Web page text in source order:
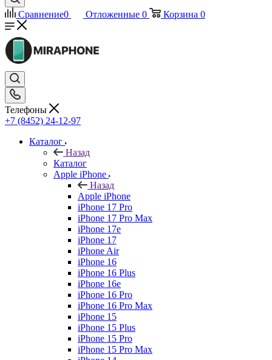
Сравнение0 Отложенные 0 Корзина 0
Телефоны
+7 (8452) 24-12-97
Каталог
Назад
Каталог
Apple iPhone
Назад
Apple iPhone
iPhone 17 Pro
iPhone 17 Pro Max
iPhone 17e
iPhone 17
iPhone Air
iPhone 16
iPhone 16 Plus
iPhone 16e
iPhone 16 Pro
iPhone 16 Pro Max
iPhone 15
iPhone 15 Plus
iPhone 15 Pro
iPhone 15 Pro Max